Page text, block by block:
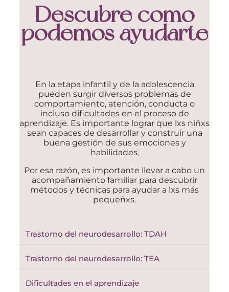
Descubre como
podemos ayudarte
En la etapa infantil y de la adolescencia
pueden surgir diversos problemas de
comportamiento, atención, conducta o
incluso dificultades en el proceso de
aprendizaje. Es importante lograr que lxs niñxs
sean capaces de desarrollar y construir una
buena gestión de sus emociones y
habilidades.
Por esa razón, es importante llevar a cabo un
acompañamiento familiar para descubrir
métodos y técnicas para ayudar a lxs más
pequeñxs.
Trastorno del neurodesarrollo: TDAH
Trastorno del neurodesarrollo: TEA
Dificultades en el aprendizaje